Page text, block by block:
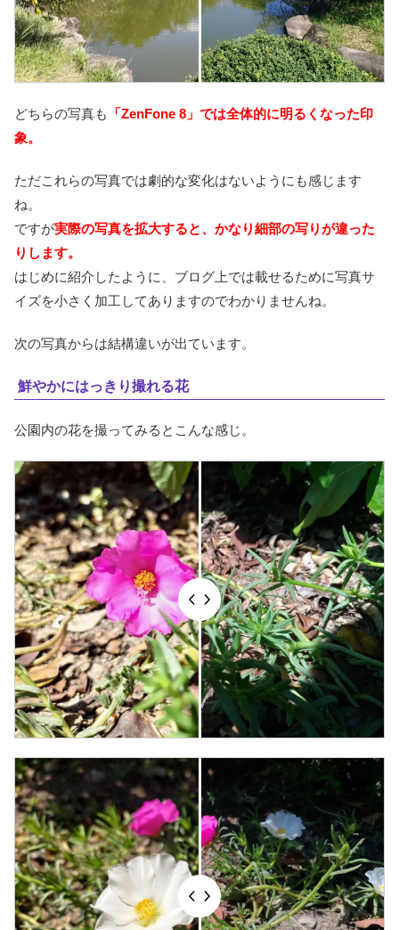
どちらの写真も
「ZenFone 8」では全体的に明るくなった印
象。
ただこれらの写真では劇的な変化はないようにも感じます
ね。
ですが実際の写真を拡大すると、かなり細部の写りが違った
りします。
はじめに紹介したように、ブログ上では載せるために写真サ
イズを小さく加工してありますのでわかりませんね。
次の写真からは結構違いが出ています。
鮮やかにはっきり撮れる花
公園内の花を撮ってみるとこんな感じ。